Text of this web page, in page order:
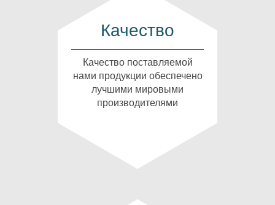
Качество
Качество поставляемой
нами продукции обеспечено
лучшими мировыми
производителями